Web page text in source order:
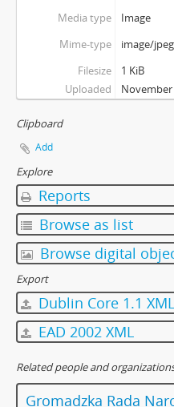
Media type
Image
Mime-type
image/jpeg
Filesize
1 KiB
Uploaded
November
Clipboard
Add
Explore
Reports
Browse as list
Browse digital
Export
Dublin Core 1.1 XML
EAD 2002 XML
Related people and
Gromadzka Rada